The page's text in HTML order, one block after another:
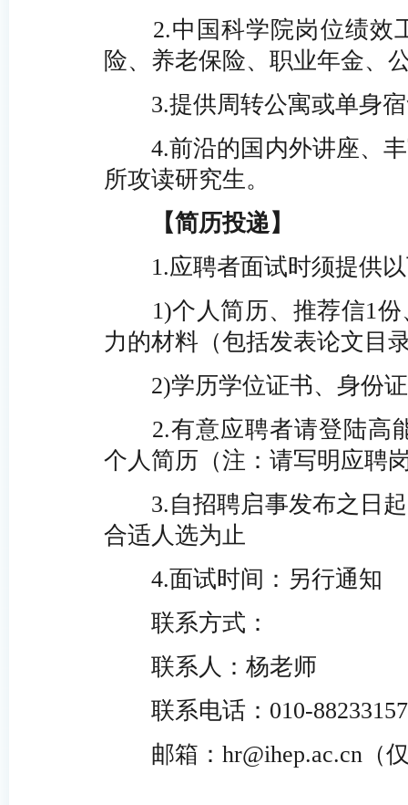
2.中国科学院岗位绩效
险、养老保险、职业年金、
3.提供周转公寓或单身
4.前沿的国内外讲座、
所攻读研究生。
【简历投递】
1.应聘者面试时须提供
1)个人简历、推荐信1
力的材料（包括发表论文目
2)学历学位证书、身份
2.有意应聘者请登陆高
个人简历（注：请写明应聘
3.自招聘启事发布之日
合适人选为止
4.面试时间：另行通知
联系方式：
联系人：杨老师
联系电话：010-88233157
邮箱：hr@ihep.ac.cn（